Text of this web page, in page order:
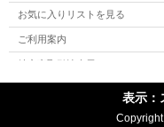
のツアーが衝撃的だったからこ
した。その現場をマルチカメラ
人の望むと望まざるとに関わら
もちろんですが、それ以上に世
てくれる１本です。ブラッド・
ーミングを駆使する独特なスタ
ョウを目撃できる公式プロショ
お気に入りリストを見る
ご利用案内
特定商取引法表示
表示：